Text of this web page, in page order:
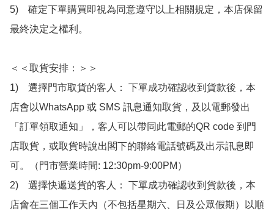
5)　確定下單購買即視為同意遵守以上相關規定，本店保留
最終決定之權利。
＜＜取貨安排：＞＞
1)　選擇門市取貨的客人： 下單成功確認收到貨款後，本
店會以WhatsApp 或 SMS 訊息通知取貨，及以電郵發出
「訂單領取通知」，客人可以帶同此電郵的QR code 到門
店取貨，或取貨時說出閣下的聯絡電話號碼及出示訊息即
可。（門市營業時間: 12:30pm-9:00PM）
2)　選擇快遞送貨的客人： 下單成功確認收到貨款後，本
店會在三個工作天內（不包括星期六、日及公眾假期）以順